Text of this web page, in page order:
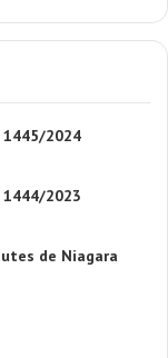
2024
2023
de Niagara